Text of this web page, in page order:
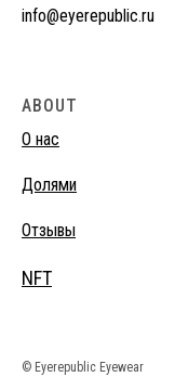
info@eyerepublic.ru
ABOUT
О нас
Долями
Отзывы
NFT
© Eyerepublic Eyewear